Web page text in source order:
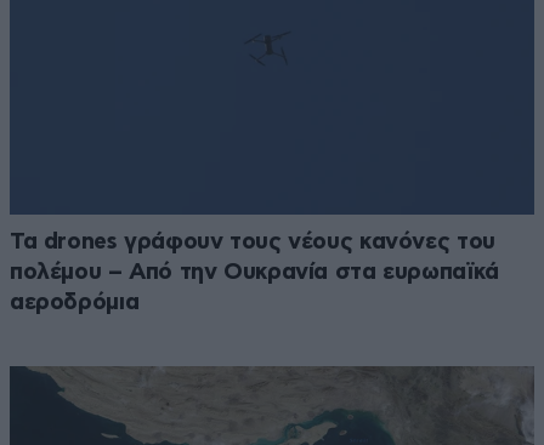
Τα drones γράφουν τους νέους κανόνες του
πολέμου – Από την Ουκρανία στα ευρωπαϊκά
αεροδρόμια